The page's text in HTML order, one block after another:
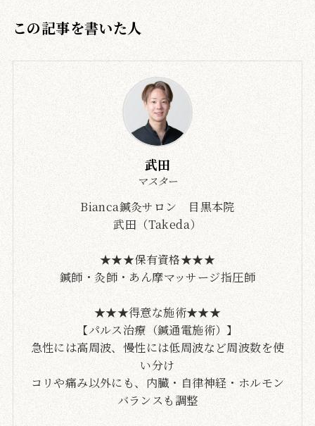
この記事を書いた人
武田
マスター
Bianca鍼灸サロン 目黒本院
武田（Takeda）
★★★保有資格★★★
鍼師・灸師・あん摩マッサージ指圧師
★★★得意な施術★★★
【パルス治療（鍼通電施術）】
急性には高周波、慢性には低周波など周波数を使
い分け
コリや痛み以外にも、内臓・自律神経・ホルモン
バランスも調整